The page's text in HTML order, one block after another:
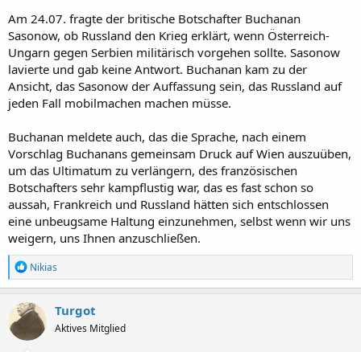
Am 24.07. fragte der britische Botschafter Buchanan
Sasonow, ob Russland den Krieg erklärt, wenn Österreich-
Ungarn gegen Serbien militärisch vorgehen sollte. Sasonow
lavierte und gab keine Antwort. Buchanan kam zu der
Ansicht, das Sasonow der Auffassung sein, das Russland auf
jeden Fall mobilmachen machen müsse.
Buchanan meldete auch, das die Sprache, nach einem
Vorschlag Buchanans gemeinsam Druck auf Wien auszuüben,
um das Ultimatum zu verlängern, des französischen
Botschafters sehr kampflustig war, das es fast schon so
aussah, Frankreich und Russland hätten sich entschlossen
eine unbeugsame Haltung einzunehmen, selbst wenn wir uns
weigern, uns Ihnen anzuschließen.
R
e
a
k
o
Nikias
Turgot
Aktives Mitglied